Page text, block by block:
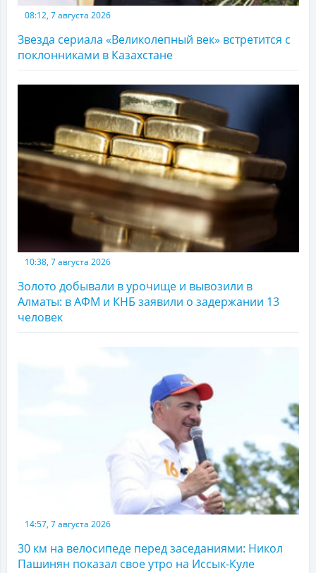
08:12, 7 августа 2026
Звезда сериала «Великолепный век» встретится с
поклонниками в Казахстане
10:38, 7 августа 2026
Золото добывали в урочище и вывозили в
Алматы: в АФМ и КНБ заявили о задержании 13
человек
14:57, 7 августа 2026
30 км на велосипеде перед заседаниями: Никол
Пашинян показал свое утро на Иссык-Куле